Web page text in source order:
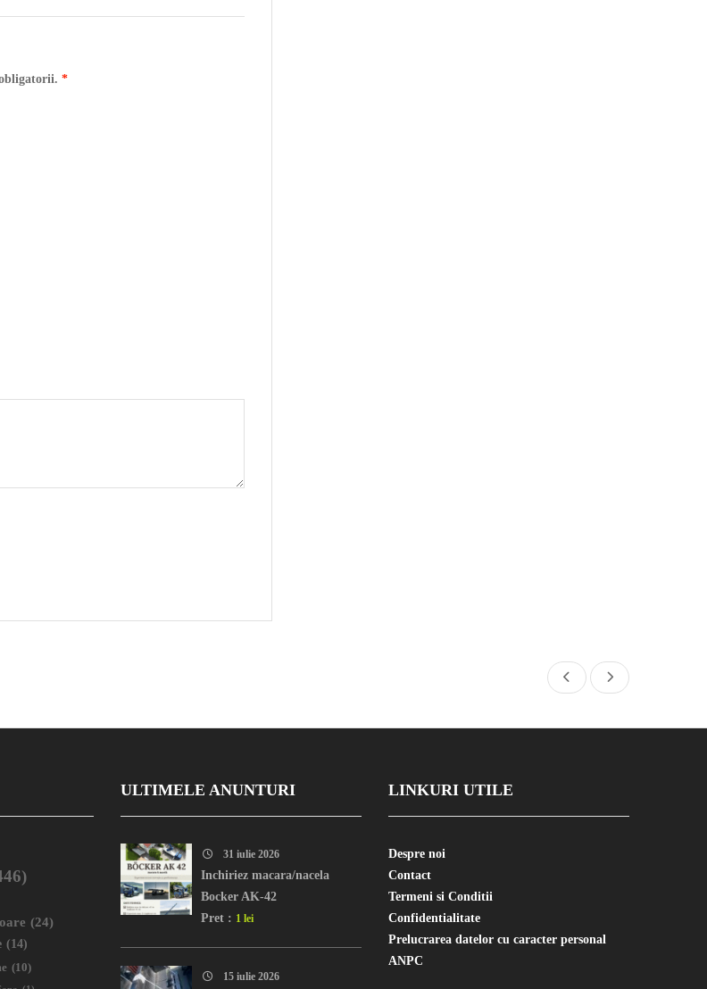
*
(24)
(14)
(10)
ULTIMELE ANUNTURI
31 iulie 2026
Inchiriez macara/nacela
Bocker AK-42
Pret : 1 lei
15 iulie 2026
LINKURI UTILE
Despre noi
Contact
Termeni si Conditii
Confidentialitate
Prelucrarea datelor cu caracter personal
ANPC